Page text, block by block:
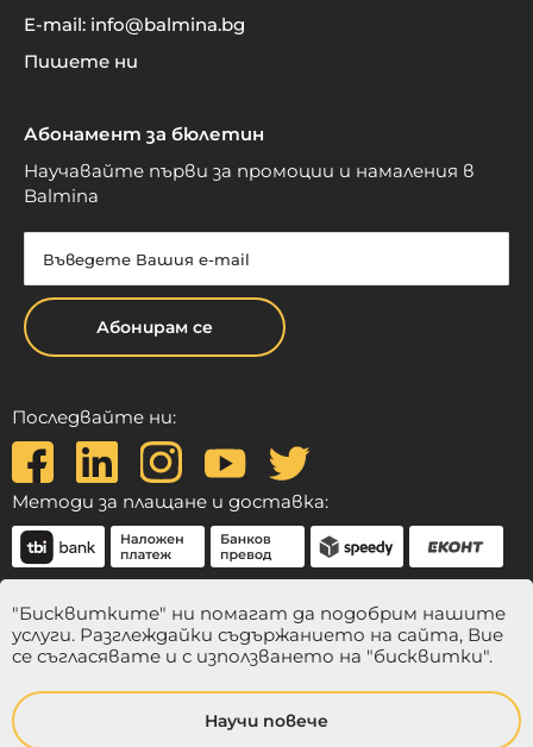
E-mail: info@balmina.bg
Пишете ни
Абонамент за бюлетин
Научавайте първи за промоции и намаления в
Balmina
Абонирам се
Последвайте ни:
Методи за плащане и доставка:
"Бисквитките" ни помагат да подобрим нашите
услуги. Разглеждайки съдържанието на сайта, Вие
се съгласявате и с използването на "бисквитки".
Научи повече